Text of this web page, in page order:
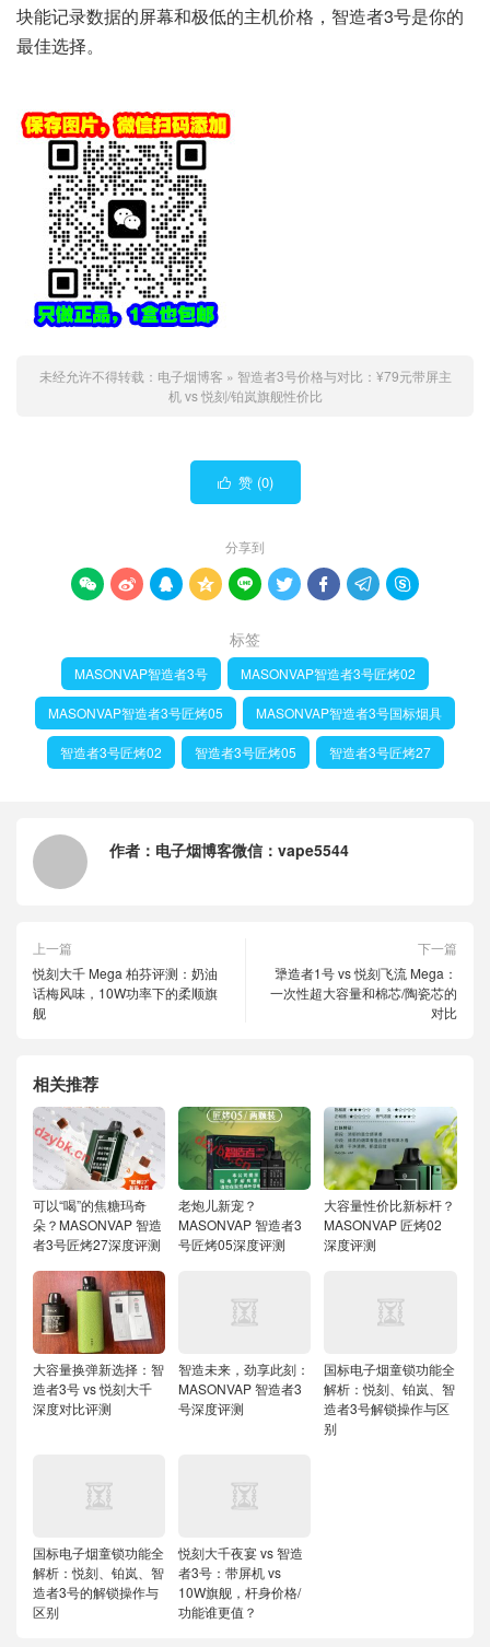
块能记录数据的屏幕和极低的主机价格，智造者3号是你的
最佳选择。
未经允许不得转载： 电子烟博客 » 智造者3号价格与对比：¥79元带屏主
机 vs 悦刻/铂岚旗舰性价比
 赞 (0)
分享到
        
标签
MASONVAP智造者3号 MASONVAP智造者3号匠烤02
MASONVAP智造者3号匠烤05 MASONVAP智造者3号国标烟具
智造者3号匠烤02 智造者3号匠烤05 智造者3号匠烤27
作者： 电子烟博客微信：vape5544
上一篇
悦刻大千 Mega 柏芬评测：奶油
话梅风味，10W功率下的柔顺旗
舰
下一篇
犟造者1号 vs 悦刻飞流 Mega：
一次性超大容量和棉芯/陶瓷芯的
对比
相关推荐
可以“喝”的焦糖玛奇
朵？MASONVAP 智造
者3号匠烤27深度评测
老炮儿新宠？
MASONVAP 智造者3
号匠烤05深度评测
大容量性价比新标杆？
MASONVAP 匠烤02
深度评测
大容量换弹新选择：智
造者3号 vs 悦刻大千
深度对比评测
智造未来，劲享此刻：
MASONVAP 智造者3
号深度评测
国标电子烟童锁功能全
解析：悦刻、铂岚、智
造者3号解锁操作与区
别
国标电子烟童锁功能全
解析：悦刻、铂岚、智
造者3号的解锁操作与
区别
悦刻大千夜宴 vs 智造
者3号：带屏机 vs
10W旗舰，杆身价格/
功能谁更值？